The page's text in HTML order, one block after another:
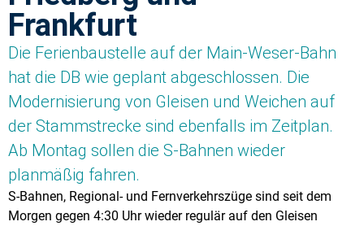
Frankfurt
Die Ferienbaustelle auf der Main-Weser-Bahn
hat die DB wie geplant abgeschlossen. Die
Modernisierung von Gleisen und Weichen auf
der Stammstrecke sind ebenfalls im Zeitplan.
Ab Montag sollen die S-Bahnen wieder
planmäßig fahren.
S-Bahnen, Regional- und Fernverkehrszüge sind seit dem
Morgen gegen 4:30 Uhr wieder regulär auf den Gleisen